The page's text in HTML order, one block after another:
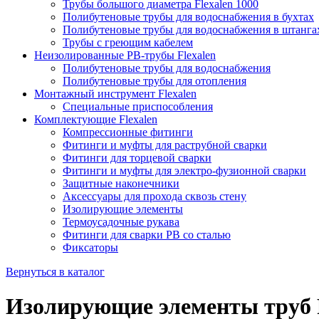
Трубы большого диаметра Flexalen 1000
Полибутеновые трубы для водоснабжения в бухтах
Полибутеновые трубы для водоснабжения в
Трубы с греющим кабелем
Неизолированные PB-трубы Flexalen
Полибутеновые трубы для водоснабжения
Полибутеновые трубы для отопления
Монтажный инструмент Flexalen
Специальные приспособления
Комплектующие Flexalen
Компрессионные фитинги
Фитинги и муфты для раструбной сварки
Фитинги для торцевой сварки
Фитинги и муфты для электро-фузионной сварки
Защитные наконечники
Аксессуары для прохода сквозь стену
Изолирующие элементы
Термоусадочные рукава
Фитинги для сварки PB со сталью
Фиксаторы
Вернуться в каталог
Изолирующие элементы труб